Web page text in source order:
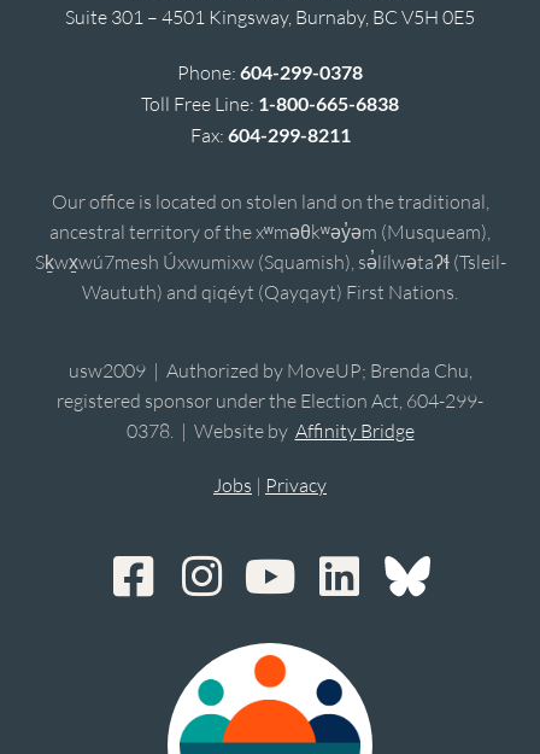
Suite 301 – 4501 Kingsway, Burnaby, BC V5H 0E5
Phone: 604-299-0378
Toll Free Line: 1-800-665-6838
Fax: 604-299-8211
Our office is located on stolen land on the traditional,
ancestral territory of the xʷməθkʷəy̓əm (Musqueam),
Sḵwx̱wú7mesh Úxwumixw (Squamish), sə̓lílwətaʔɬ (Tsleil-
Waututh) and qiqéyt (Qayqayt) First Nations.
usw2009 | Authorized by MoveUP; Brenda Chu,
registered sponsor under the Election Act, 604-299-
0378. | Website by Affinity Bridge
Jobs | Privacy